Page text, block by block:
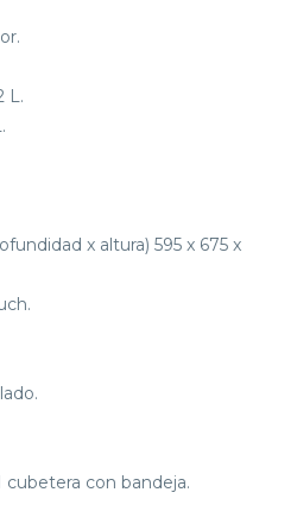
L.
x altura) 595 x 675 x
cubetera con bandeja.